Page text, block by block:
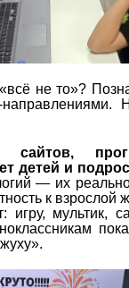
не то»?
сайтов,
детей и
— их
к
игру, мультик,